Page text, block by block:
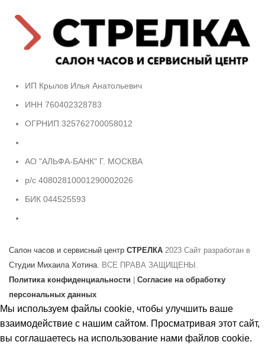
ИП Крылов Илья Анатольевич
ИНН 760402328783
ОГРНИП 325762700058012
АО "АЛЬФА-БАНК" Г. МОСКВА
р/с 40802810001290002026
БИК 044525593
Салон часов и сервисный центр СТРЕЛКА 2023 Сайт разработан в
Студии Михаила Хотина. ВСЕ ПРАВА ЗАЩИЩЕНЫ.
Политика конфиденциальности
Согласие на обработку
персональных данных
Мы используем файлы cookie, чтобы улучшить ваше
взаимодействие с нашим сайтом. Просматривая этот сайт,
вы соглашаетесь на использование нами файлов cookie.